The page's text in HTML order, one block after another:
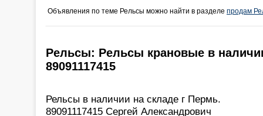
Объявления по теме Рельсы можно найти в разделе продам
Рельсы: Рельсы крановые в
89091117415
Рельсы в наличии на складе г Пермь.
89091117415 Сергей Александрович